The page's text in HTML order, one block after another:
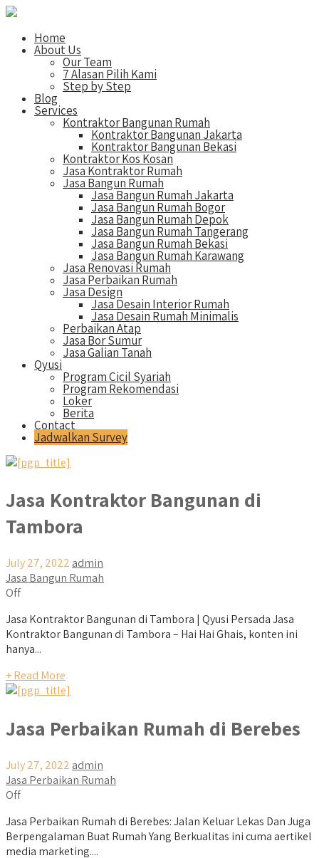
Home
About Us
Our Team
7 Alasan Pilih Kami
Step by Step
Blog
Services
Kontraktor Bangunan Rumah
Kontraktor Bangunan Jakarta
Kontraktor Bangunan Bekasi
Kontraktor Kos Kosan
Jasa Kontraktor Rumah
Jasa Bangun Rumah
Jasa Bangun Rumah Jakarta
Jasa Bangun Rumah Bogor
Jasa Bangun Rumah Depok
Jasa Bangun Rumah Tangerang
Jasa Bangun Rumah Bekasi
Jasa Bangun Rumah Karawang
Jasa Renovasi Rumah
Jasa Perbaikan Rumah
Jasa Design
Jasa Desain Interior Rumah
Jasa Desain Rumah Minimalis
Perbaikan Atap
Jasa Bor Sumur
Jasa Galian Tanah
Qyusi
Program Cicil Syariah
Program Rekomendasi
Loker
Berita
Contact
Jadwalkan Survey
Jasa Kontraktor Bangunan di
Tambora
July 27, 2022 admin
Jasa Bangun Rumah
Off
Jasa Kontraktor Bangunan di Tambora | Qyusi Persada Jasa
Kontraktor Bangunan di Tambora – Hai Hai Ghais, konten ini
hanya...
+ Read More
Jasa Perbaikan Rumah di Berebes
July 27, 2022 admin
Jasa Perbaikan Rumah
Off
Jasa Perbaikan Rumah di Berebes: Jalan Keluar Lekas Dan Juga
Berpengalaman Buat Rumah Yang Berkualitas ini cuma aertikel
media marketing....